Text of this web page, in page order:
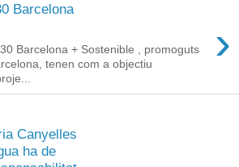
Barcelona
›
Barcelona + Sostenible , promoguts
tenen com a objectiu
Canyelles
ha de